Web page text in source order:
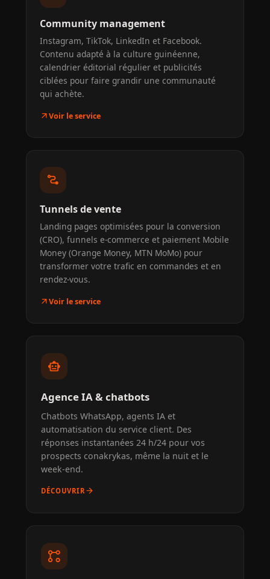
Community management
Instagram, TikTok, LinkedIn et Facebook.
Contenu adapté à la culture guinéenne,
calendrier éditorial régulier et publicités
ciblées pour faire grandir une communauté
qui achète.
arrow_outwardVoir le service
conversion_path
Tunnels de vente
Landing pages optimisées pour la conversion
(CRO), funnels e-commerce et paiement Mobile
Money (Orange Money, MTN MoMo) pour
transformer votre trafic en commandes et en
rendez-vous.
arrow_outwardVoir le service
smart_toy
Agence IA & chatbots
Chatbots WhatsApp, agents IA et
automatisation du service client. Des
réponses instantanées 24 h/24 pour vos
prospects conakrykas, même la nuit et le
week-end.
DÉCOUVRIRarrow_forward
linked_services